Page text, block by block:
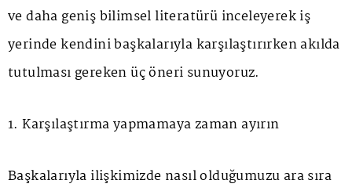
ve daha geniş bilimsel literatürü inceleyerek iş
yerinde kendini başkalarıyla karşılaştırırken akılda
tutulması gereken üç öneri sunuyoruz.
1. Karşılaştırma yapmamaya zaman ayırın
Başkalarıyla ilişkimizde nasıl olduğumuzu ara sıra